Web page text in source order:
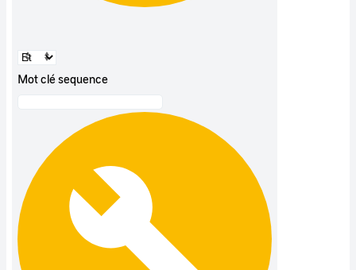
Mot clé sequence